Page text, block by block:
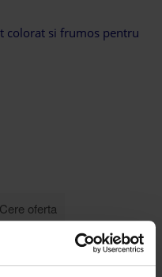
colorat si frumos pentru
Cere oferta